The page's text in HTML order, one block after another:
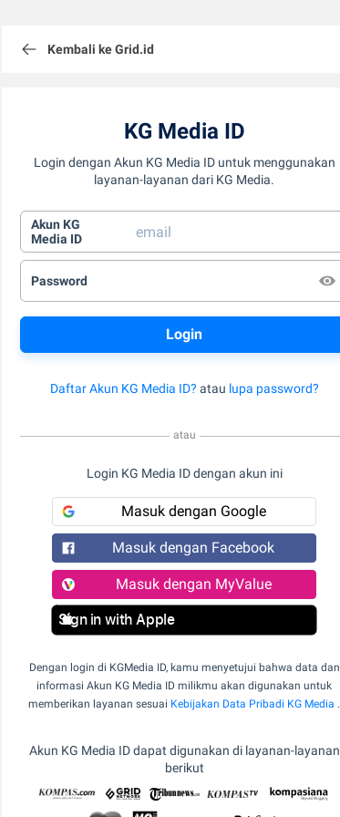
Kembali ke Grid.id
KG Media ID
Login dengan Akun KG Media ID untuk menggunakan
layanan-layanan dari KG Media.
Akun KG
Media ID
Password
Daftar Akun KG Media ID? atau lupa password?
atau
Login KG Media ID dengan akun ini
Masuk dengan Google
Masuk dengan Facebook
Masuk dengan MyValue
Sign in with Apple
Dengan login di KGMedia ID, kamu menyetujui bahwa data dan
informasi Akun KG Media ID milikmu akan digunakan untuk
memberikan layanan sesuai Kebijakan Data Pribadi KG Media .
Akun KG Media ID dapat digunakan di layanan-layanan
berikut